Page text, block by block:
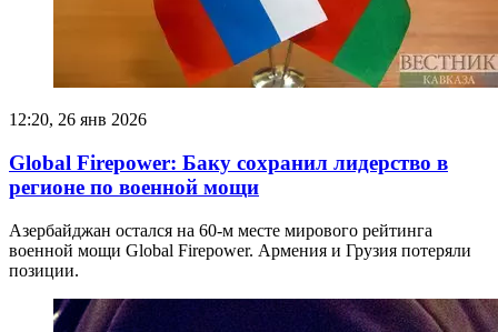
12:20, 26 янв 2026
Global Firepower: Баку сохранил лидерство в
регионе по военной мощи
Азербайджан остался на 60-м месте мирового рейтинга
военной мощи Global Firepower. Армения и Грузия потеряли
позиции.